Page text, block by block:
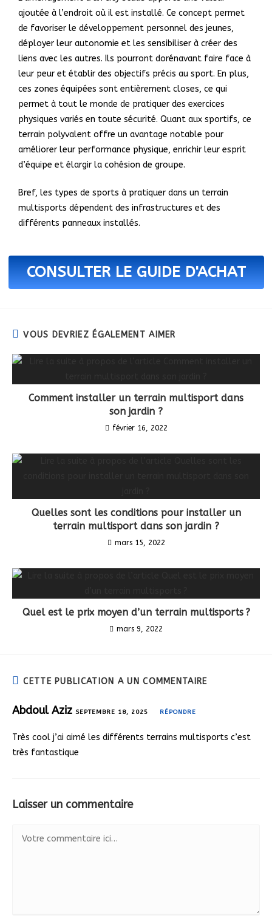
ajoutée à l’endroit où il est installé. Ce concept permet
de favoriser le développement personnel des jeunes,
déployer leur autonomie et les sensibiliser à créer des
liens avec les autres. Ils pourront dorénavant faire face à
leur peur et établir des objectifs précis au sport. En plus,
ces zones équipées sont entièrement closes, ce qui
permet à tout le monde de pratiquer des exercices
physiques variés en toute sécurité. Quant aux sportifs, ce
terrain polyvalent offre un avantage notable pour
améliorer leur performance physique, enrichir leur esprit
d’équipe et élargir la cohésion de groupe.
Bref, les types de sports à pratiquer dans un terrain
multisports dépendent des infrastructures et des
différents panneaux installés.
CONSULTER LE GUIDE D'ACHAT
VOUS DEVRIEZ ÉGALEMENT AIMER
Comment installer un terrain multisport dans
son jardin ?
février 16, 2022
Quelles sont les conditions pour installer un
terrain multisport dans son jardin ?
mars 15, 2022
Quel est le prix moyen d’un terrain multisports ?
mars 9, 2022
CETTE PUBLICATION A UN COMMENTAIRE
Abdoul Aziz SEPTEMBRE 18, 2025 RÉPONDRE
Très cool j’ai aimé les différents terrains multisports c’est
très fantastique
Laisser un commentaire